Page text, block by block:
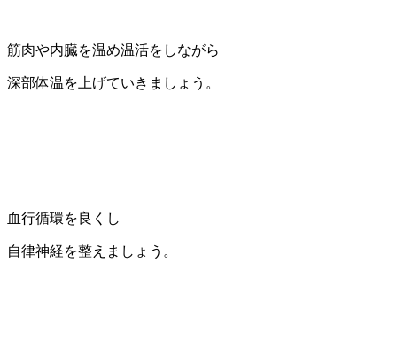
筋肉や内臓を温め温活をしながら
深部体温を上げていきましょう。
血行循環を良くし
自律神経を整えましょう。